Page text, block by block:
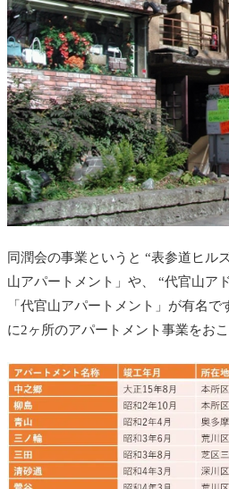
同潤会の事業というと “表参道ヒル
山アパートメント」や、 “代官山ア
「代官山アパートメント」が有名
に2ヶ所のアパートメント事業をおこ